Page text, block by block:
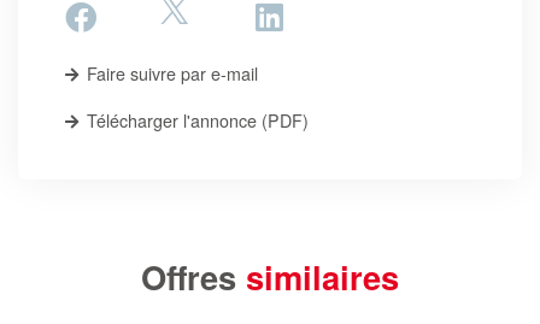
Faire suivre par e-mail
Télécharger l'annonce (PDF)
Offres similaires